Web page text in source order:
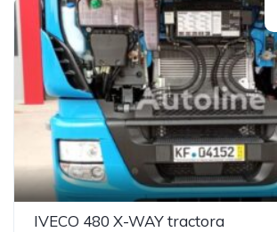
IVECO 480 X-WAY tractora